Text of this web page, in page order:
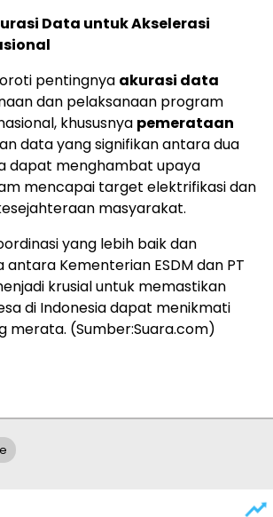
Data untuk Akselerasi
pentingnya akurasi data
dan pelaksanaan program
khususnya pemerataan
data yang signifikan antara dua
dapat menghambat upaya
mencapai target elektrifikasi dan
masyarakat.
yang lebih baik dan
antara Kementerian ESDM dan PT
krusial untuk memastikan
di Indonesia dapat menikmati
merata. (Sumber:Suara.com)